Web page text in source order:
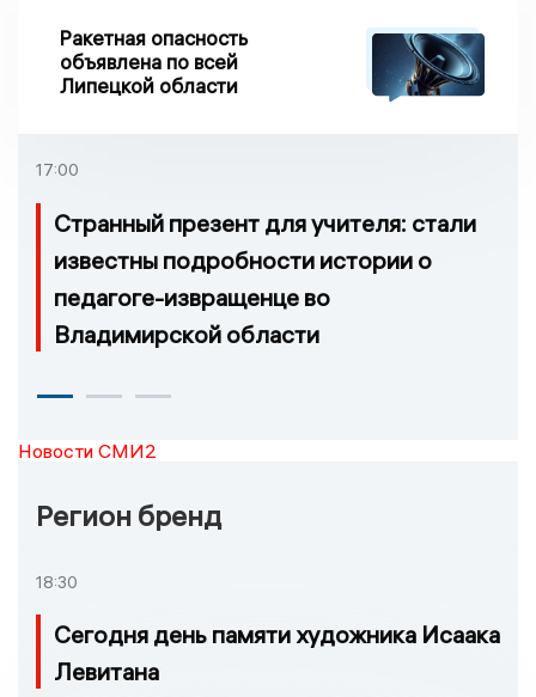
Ракетная опасность
объявлена по всей
Липецкой области
17:00
Странный презент для учителя: стали
известны подробности истории о
педагоге-извращенце во
Владимирской области
Новости СМИ2
Регион бренд
18:30
Сегодня день памяти художника Исаака
Левитана